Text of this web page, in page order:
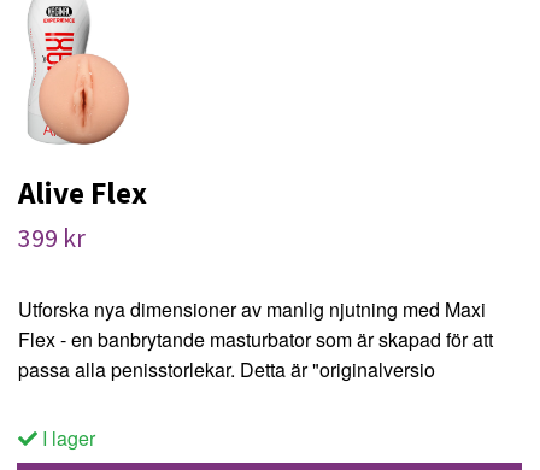
Alive Flex
399 kr
Utforska nya dimensioner av manlig njutning med Maxi
Flex - en banbrytande masturbator som är skapad för att
passa alla penisstorlekar. Detta är "originalversio
I lager